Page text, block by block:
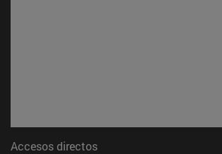
Accesos directos